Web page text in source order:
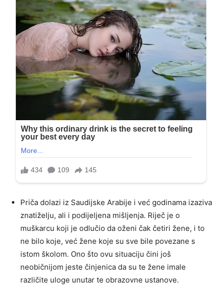
Priča dolazi iz Saudijske Arabije i već godinama izaziva
znatiželju, ali i podijeljena mišljenja. Riječ je o
muškarcu koji je odlučio da oženi čak četiri žene, i to
ne bilo koje, već žene koje su sve bile povezane s
istom školom. Ono što ovu situaciju čini još
neobičnijom jeste činjenica da su te žene imale
različite uloge unutar te obrazovne ustanove.